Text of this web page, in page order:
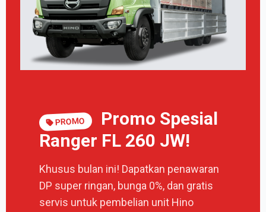
PROMO
Promo Spesial
Ranger FL 260 JW!
Khusus bulan ini! Dapatkan penawaran
DP super ringan, bunga 0%, dan gratis
servis untuk pembelian unit Hino